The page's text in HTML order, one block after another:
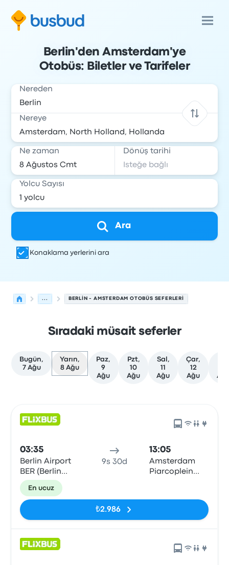
Berlin'den Amsterdam'ye
Otobüs: Biletler ve Tarifeler
Nereden
Nereye
Ne zaman Dönüş tarihi
Yolcu Sayısı
Ara
Konaklama yerlerini ara
... BERLIN - AMSTERDAM OTOBÜS SEFERLERI
Sıradaki müsait seferler
Bugün,
7 Ağu
Yarın,
8 Ağu
Paz,
9
Ağu
Pzt,
10
Ağu
Sal,
11
Ağu
Çar,
12
Ağu
03:35
Berlin Airport
BER (Berlin
Brandenburg),Terminal
1/2,
9s 30d
13:05
Amsterdam
Piarcoplein
En ucuz
₺2.986